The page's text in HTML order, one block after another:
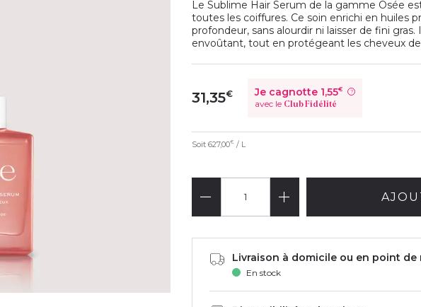
Le Sublime Hair Serum de la gamme Osée
toutes les coiffures. Ce soin enrichi en huiles
profondeur, sans alourdir ni laisser de fini
envoûtant, tout en protégeant les cheveux
31,35€ Je cagnotte 1,55€
avec le Club Fidélité
?
Soit 627,00€ / L
Livraison à domicile ou en point de
En stock